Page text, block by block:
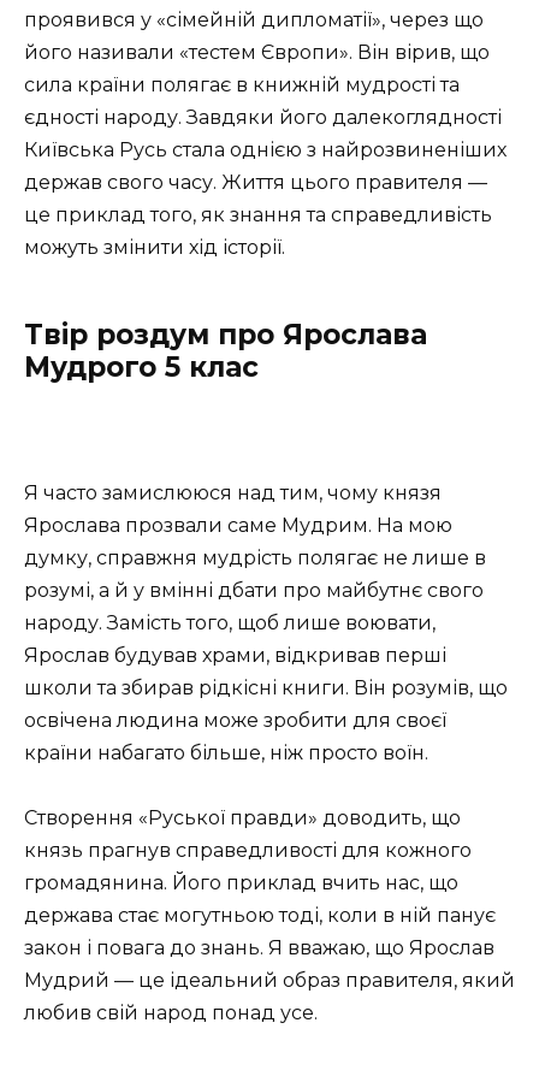
проявився у «сімейній дипломатії», через що
його називали «тестем Європи». Він вірив, що
сила країни полягає в книжній мудрості та
єдності народу. Завдяки його далекоглядності
Київська Русь стала однією з найрозвиненіших
держав свого часу. Життя цього правителя —
це приклад того, як знання та справедливість
можуть змінити хід історії.
Твір роздум про Ярослава
Мудрого 5 клас
Я часто замислююся над тим, чому князя
Ярослава прозвали саме Мудрим. На мою
думку, справжня мудрість полягає не лише в
розумі, а й у вмінні дбати про майбутнє свого
народу. Замість того, щоб лише воювати,
Ярослав будував храми, відкривав перші
школи та збирав рідкісні книги. Він розумів, що
освічена людина може зробити для своєї
країни набагато більше, ніж просто воїн.
Створення «Руської правди» доводить, що
князь прагнув справедливості для кожного
громадянина. Його приклад вчить нас, що
держава стає могутньою тоді, коли в ній панує
закон і повага до знань. Я вважаю, що Ярослав
Мудрий — це ідеальний образ правителя, який
любив свій народ понад усе.